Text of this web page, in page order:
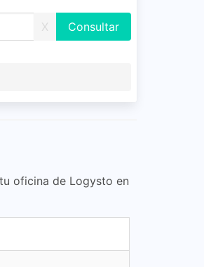
X
oficina de Logysto en